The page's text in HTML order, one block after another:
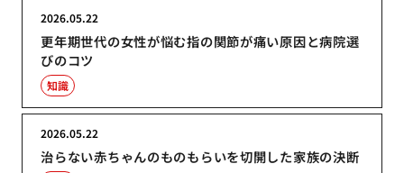
更年期世代の女性が悩む指の関節が痛い原因と病院選
びのコツ
2026.05.22
知識
治らない赤ちゃんのものもらいを切開した家族の決断
2026.05.22